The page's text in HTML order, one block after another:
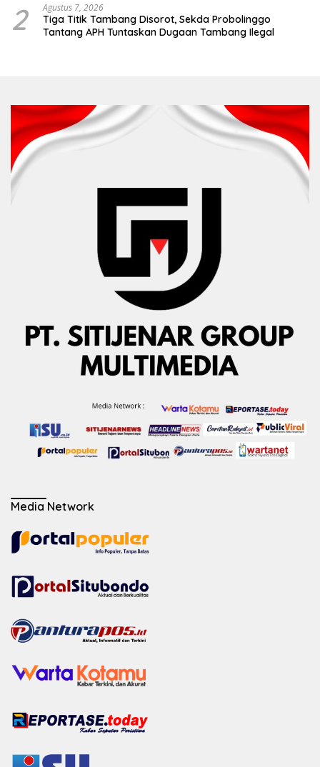
2 Agustus 7, 2026
Tiga Titik Tambang Disorot, Sekda Probolinggo
Tantang APH Tuntaskan Dugaan Tambang Ilegal
Media Network